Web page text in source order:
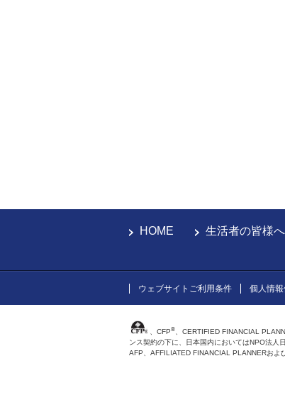
HOME 生活者の皆様へ
ウェブサイトご利用条件 個人情
、CFP®、CERTIFIED FINANCIAL
ンス契約の下に、日本国内においてはNPO法人
AFP、AFFILIATED FINANCIAL PLANNERおよ